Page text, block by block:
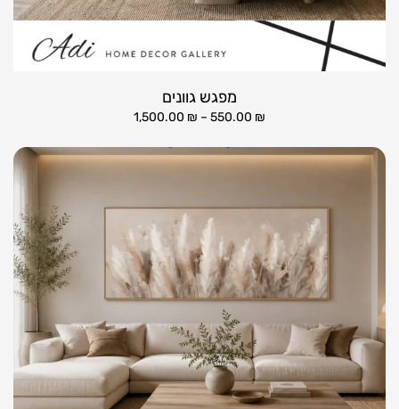
מפגש גוונים
550.00 ₪
–
1,500.00 ₪